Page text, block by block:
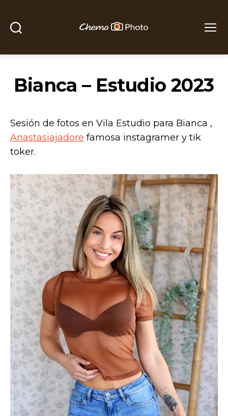
Photo
Bianca – Estudio 2023
Sesión de fotos en Vila Estudio para Bianca ,
Anastasiajadore famosa instagramer y tik
toker.